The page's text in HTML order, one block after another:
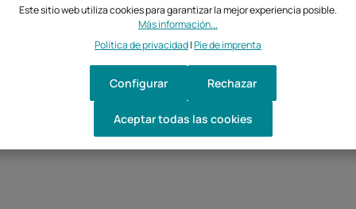
Este sitio web utiliza cookies para garantizar la mejor experiencia posible.
Más información...
Política de privacidad|Pie de imprenta
Rechazar
Configurar
Aceptar todas las cookies